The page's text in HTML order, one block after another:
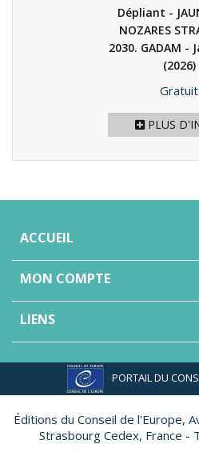
Dépliant -
NOZARES
2030. GADAM -
(2026)
Prix
Gratuit
PLUS
ACCUEIL
MON COMPTE
LIENS
PORTAIL DU
Éditions du Conseil de l'Europe,
Strasbourg Cedex, France -